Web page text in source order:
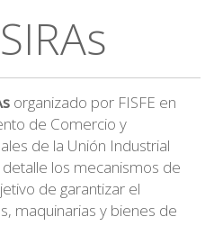
organizado por FISFE en
de Comercio y
de la Unión Industrial
los mecanismos de
de garantizar el
maquinarias y bienes de